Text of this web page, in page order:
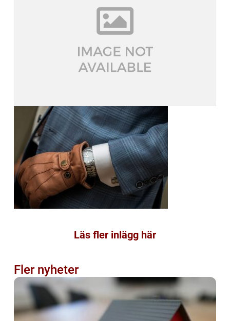
Läs fler inlägg här
Fler nyheter